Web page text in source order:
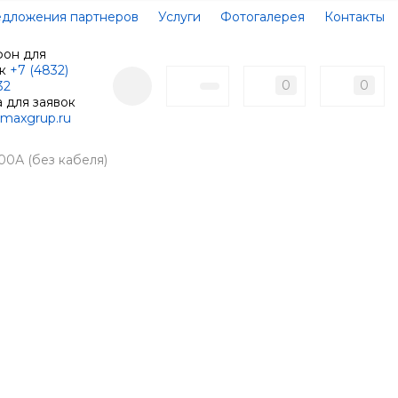
партнеров Услуги Фотогалерея Контакты
0 0
для
+7 (4832)
для заявок
(без кабеля)